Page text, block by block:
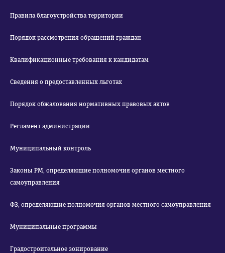
Правила благоустройства территории
Порядок рассмотрения обращений граждан
Квалификационные требования к кандидатам
Сведения о предоставленных льготах
Порядок обжалования нормативных правовых актов
Регламент администрации
Муниципальный контроль
Законы РМ, определяющие полномочия органов местного
самоуправления
ФЗ, определяющие полномочия органов местного самоуправления
Муниципальные программы
Градостроительное зонирование